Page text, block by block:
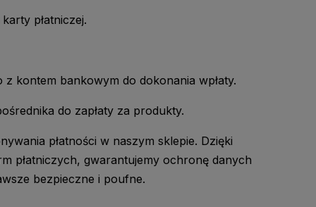
płatniczej.
kontem bankowym do dokonania wpłaty.
do zapłaty za produkty.
płatności w naszym sklepie. Dzięki
płatniczych, gwarantujemy ochronę danych
bezpieczne i poufne.